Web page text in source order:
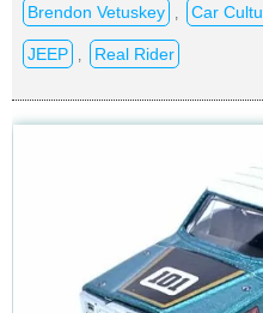
Brendon Vetuskey Car
JEEP Real Rider